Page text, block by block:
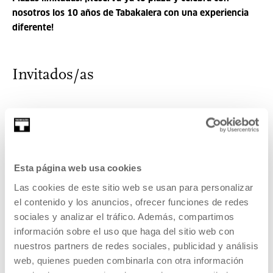
Esta página web usa cookies
Las cookies de este sitio web se usan para personalizar
el contenido y los anuncios, ofrecer funciones de redes
sociales y analizar el tráfico. Además, compartimos
información sobre el uso que haga del sitio web con
nuestros partners de redes sociales, publicidad y análisis
web, quienes pueden combinarla con otra información
nosotros los 10 años de Tabakalera con una experiencia
diferente!
Invitados/as
Miren Zubeldia Plazaola
Diana Nogueras
Nacida en San Sebastián, Diana encontró desde pequeña en